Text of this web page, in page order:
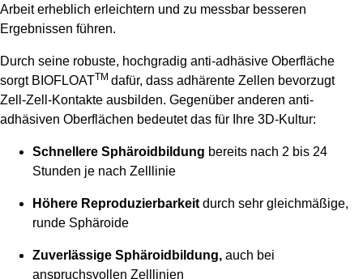
Arbeit erheblich erleichtern und zu messbar besseren
Ergebnissen führen.
Durch seine robuste, hochgradig anti-adhäsive Oberfläche
sorgt BIOFLOATTM dafür, dass adhärente Zellen bevorzugt
Zell-Zell-Kontakte ausbilden. Gegenüber anderen anti-
adhäsiven Oberflächen bedeutet das für Ihre 3D-Kultur:
Schnellere Sphäroidbildung bereits nach 2 bis 24
Stunden je nach Zelllinie
Höhere Reproduzierbarkeit durch sehr gleichmäßige,
runde Sphäroide
Zuverlässige Sphäroidbildung, auch bei
anspruchsvollen Zelllinien